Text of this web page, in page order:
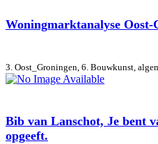
Woningmarktanalyse Oost-
3. Oost_Groningen, 6. Bouwkunst,
Bib van Lanschot, Je bent
opgeeft.